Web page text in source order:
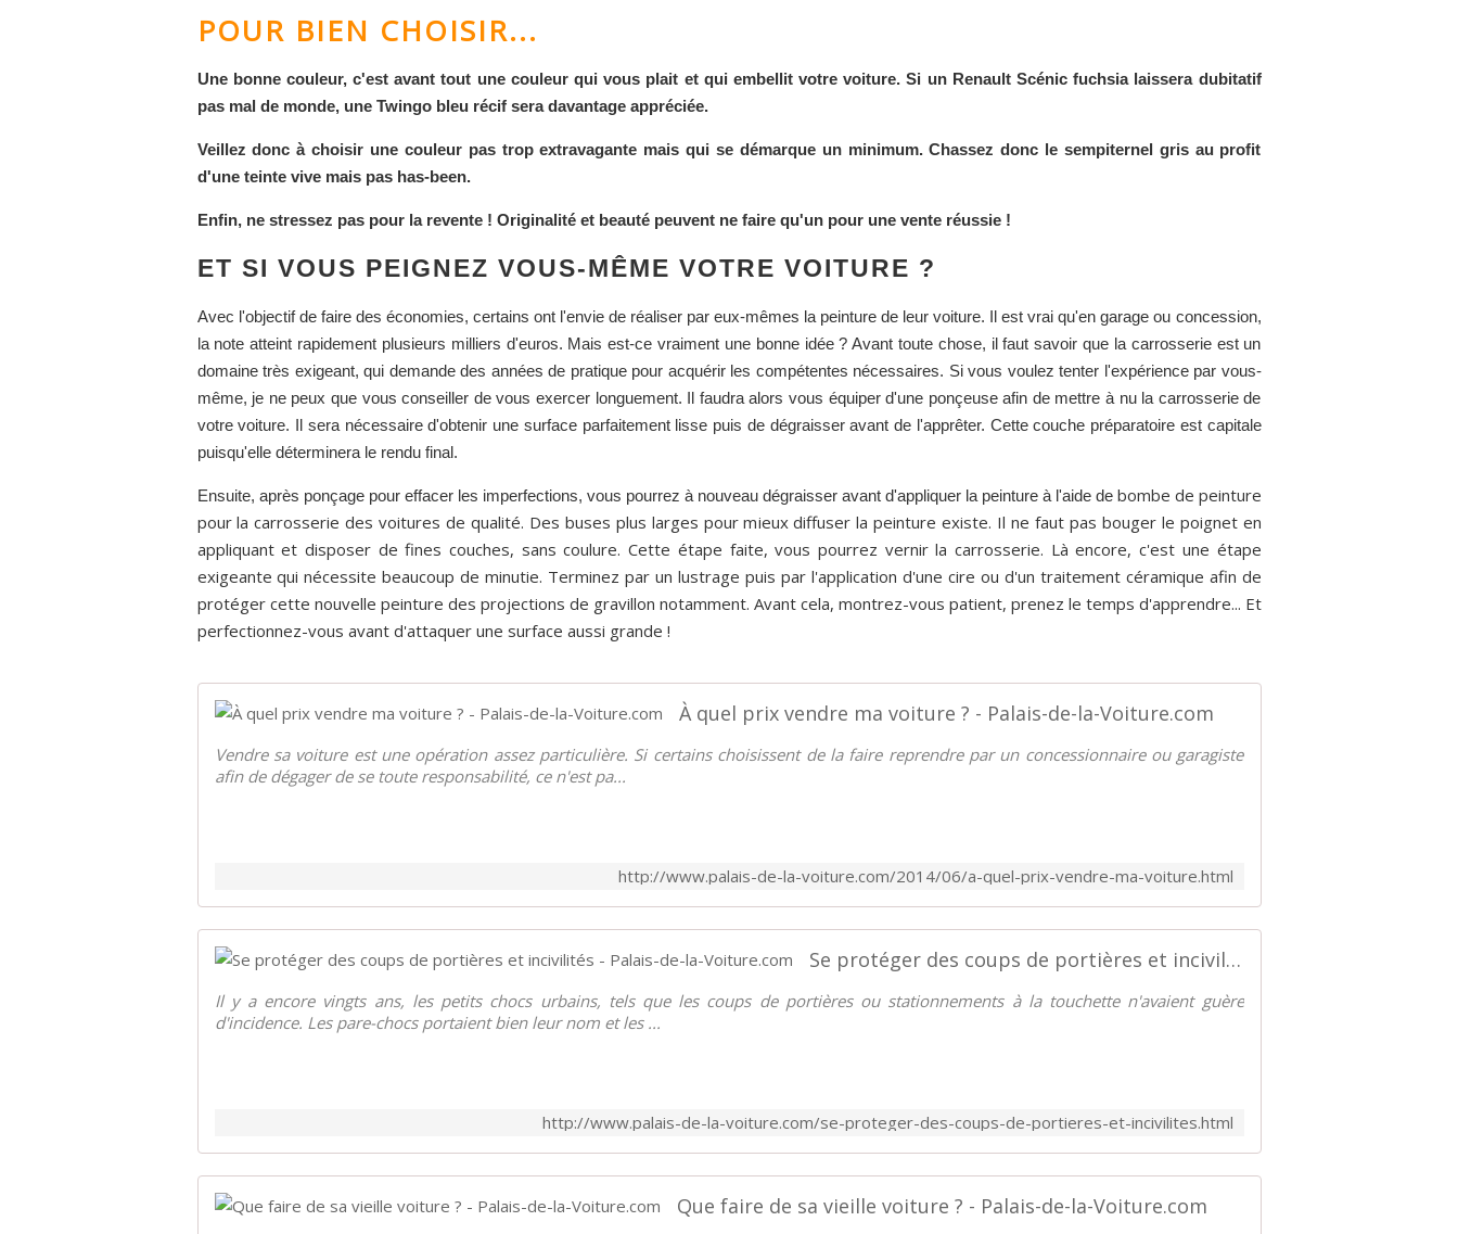
POUR BIEN CHOISIR...
Une bonne couleur, c'est avant tout une couleur qui vous plait et qui embellit votre voiture. Si un Renault Scénic fuchsia laissera dubitatif
pas mal de monde, une Twingo bleu récif sera davantage appréciée.
Veillez donc à choisir une couleur pas trop extravagante mais qui se démarque un minimum. Chassez donc le sempiternel gris au profit
d'une teinte vive mais pas has-been.
Enfin, ne stressez pas pour la revente ! Originalité et beauté peuvent ne faire qu'un pour une vente réussie !
ET SI VOUS PEIGNEZ VOUS-MÊME VOTRE VOITURE ?
Avec l'objectif de faire des économies, certains ont l'envie de réaliser par eux-mêmes la peinture de leur voiture. Il est vrai qu'en garage ou concession,
la note atteint rapidement plusieurs milliers d'euros. Mais est-ce vraiment une bonne idée ? Avant toute chose, il faut savoir que la carrosserie est un
domaine très exigeant, qui demande des années de pratique pour acquérir les compétentes nécessaires. Si vous voulez tenter l'expérience par vous-
même, je ne peux que vous conseiller de vous exercer longuement. Il faudra alors vous équiper d'une ponçeuse afin de mettre à nu la carrosserie de
votre voiture. Il sera nécessaire d'obtenir une surface parfaitement lisse puis de dégraisser avant de l'apprêter. Cette couche préparatoire est capitale
puisqu'elle déterminera le rendu final.
Ensuite, après ponçage pour effacer les imperfections, vous pourrez à nouveau dégraisser avant d'appliquer la peinture à l'aide de bombe de peinture
pour la carrosserie des voitures de qualité. Des buses plus larges pour mieux diffuser la peinture existe. Il ne faut pas bouger le poignet en
appliquant et disposer de fines couches, sans coulure. Cette étape faite, vous pourrez vernir la carrosserie. Là encore, c'est une étape
exigeante qui nécessite beaucoup de minutie. Terminez par un lustrage puis par l'application d'une cire ou d'un traitement céramique afin de
protéger cette nouvelle peinture des projections de gravillon notamment. Avant cela, montrez-vous patient, prenez le temps d'apprendre... Et
perfectionnez-vous avant d'attaquer une surface aussi grande !
À quel prix vendre ma voiture ? - Palais-de-la-Voiture.com
Vendre sa voiture est une opération assez particulière. Si certains choisissent de la faire reprendre par un concessionnaire ou garagiste
afin de dégager de se toute responsabilité, ce n'est pa...
http://www.palais-de-la-voiture.com/2014/06/a-quel-prix-vendre-ma-voiture.html
Se protéger des coups de portières et incivilités - Palais-de-la-Voiture.com
Il y a encore vingts ans, les petits chocs urbains, tels que les coups de portières ou stationnements à la touchette n'avaient guère
d'incidence. Les pare-chocs portaient bien leur nom et les ...
http://www.palais-de-la-voiture.com/se-proteger-des-coups-de-portieres-et-incivilites.html
Que faire de sa vieille voiture ? - Palais-de-la-Voiture.com